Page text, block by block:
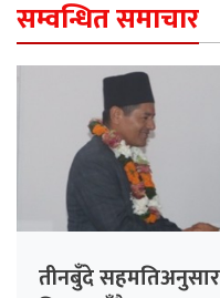
सम्वन्धित समाचार
तीनबुँदे सहमतिअनुसार